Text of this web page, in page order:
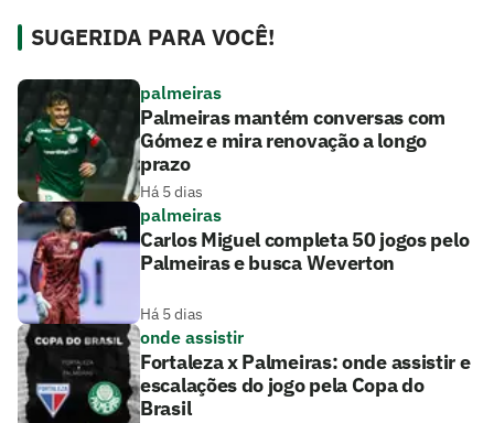
SUGERIDA PARA VOCÊ!
palmeiras
Palmeiras mantém conversas com
Gómez e mira renovação a longo
prazo
Há 5 dias
palmeiras
Carlos Miguel completa 50 jogos pelo
Palmeiras e busca Weverton
Há 5 dias
onde assistir
Fortaleza x Palmeiras: onde assistir e
escalações do jogo pela Copa do
Brasil